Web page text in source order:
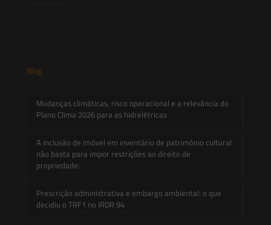
Blog
Mudanças climáticas, risco operacional e a relevância do
Plano Clima 2026 para as hidrelétricas
A inclusão de imóvel em inventário de patrimônio cultural
não basta para impor restrições ao direito de
propriedade:
Prescrição administrativa e embargo ambiental: o que
decidiu o TRF1 no IRDR 94